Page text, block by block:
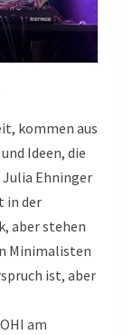
kommen aus
Ideen, die
Ehninger
in der
aber stehen
Minimalisten
ist, aber
am